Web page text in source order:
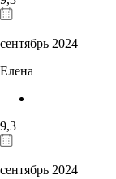
сентябрь 2024
Елена
9,3
сентябрь 2024